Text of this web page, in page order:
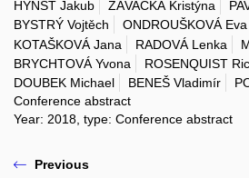
HYNŠT Jakub
ZÁVACKÁ Kristýna
BYSTRÝ Vojtěch
ONDROUŠKOVÁ Eva
KOTAŠKOVÁ Jana
RADOVÁ Lenka
BRYCHTOVÁ Yvona
ROSENQUIST
DOUBEK Michael
BENEŠ Vladimír
Conference abstract
Year: 2018, type: Conference abstract
Previous